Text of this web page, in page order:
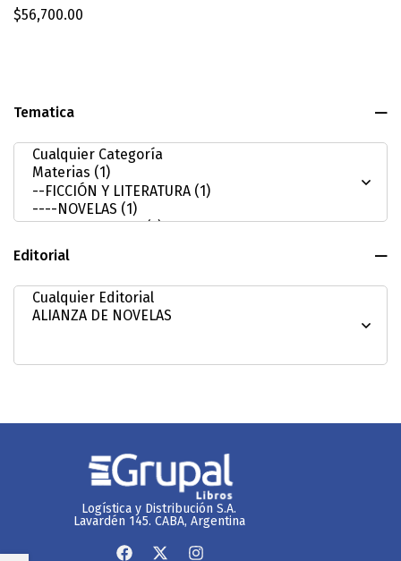
Tematica
Editorial
$56,700.00
Logística y Distribución S.A.
Lavardén 145. CABA, Argentina